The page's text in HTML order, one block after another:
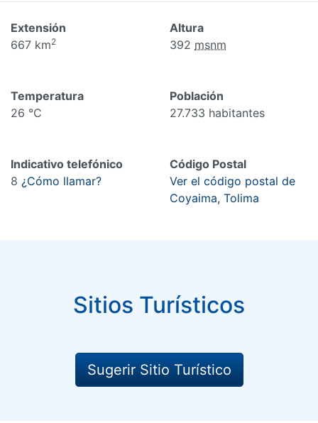
Extensión
667 km2
Altura
392 msnm
Temperatura
26 °C
Población
27.733 habitantes
Indicativo telefónico
8 ¿Cómo llamar?
Código Postal
Ver el código postal de
Coyaima, Tolima
Sitios Turísticos
Sugerir Sitio Turístico